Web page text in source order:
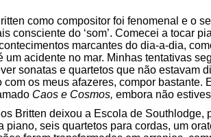
como compositor foi fenomenal e o
consciente do ‘som’. Comecei a tocar
marcantes do dia-a-dia,
um acidente no mar. Minhas tentativas
sonatas e quartetos que não estavam
com os meus afazeres, compor
Caos e Cosmos, embora não
Britten deixou a Escola de Southlodge,
piano, seis quartetos para cordas, um